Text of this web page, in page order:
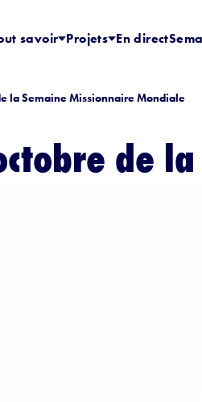
savoir Projets En direct
la Semaine Missionnaire Mondiale
de